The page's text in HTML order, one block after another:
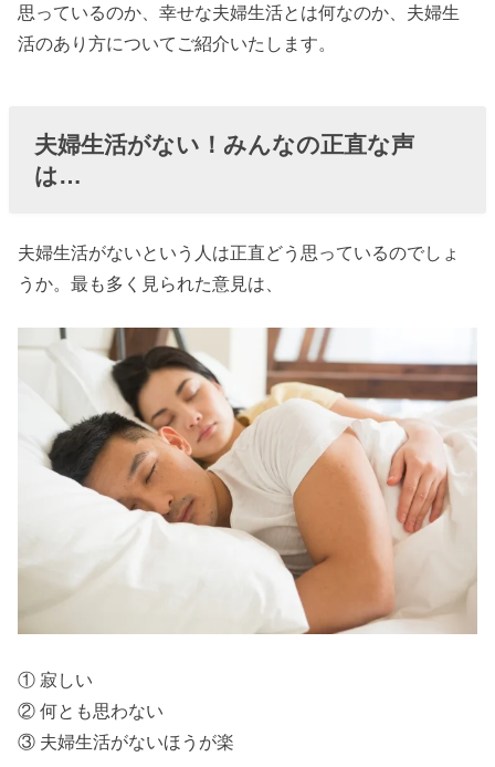
› 幸せな夫婦生
活とは？
活をお
イント
① お互
音を知
ること
» 幸せな
夫婦生
活をお
くるた
イント
き合う
» 幸せな
思っているのか、幸せな夫婦生活とは何なのか、夫婦生
活のあり方についてご紹介いたします。
夫婦生活がない！みんなの正直な声
は…
夫婦生活がないという人は正直どう思っているのでしょ
うか。最も多く見られた意見は、
① 寂しい
② 何とも思わない
③ 夫婦生活がないほうが楽